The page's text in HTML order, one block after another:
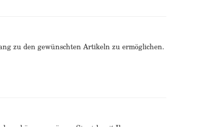
zu den gewünschten Artikeln zu ermöglichen.